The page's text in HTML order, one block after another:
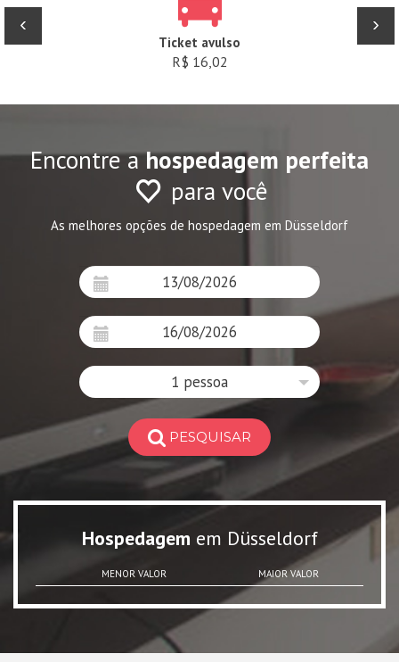
Ticket avulso
R$ 16,02
‹ ›
Encontre ahospedagem perfeita
para você
As melhores opções de hospedagem em Düsseldorf
1 pessoa
PESQUISAR
Hospedagem em Düsseldorf
MENOR VALOR MAIOR VALOR